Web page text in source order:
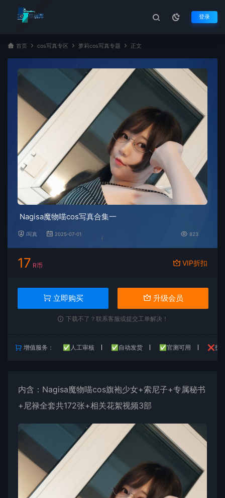
登录
首页 cos写真专区 萝莉cos写真专题 正文
Nagisa魔物喵cos写真合集一
i写真 2025-07-01 823
17 R币 VIP折扣
立即购买 升级会员
下载不了？联系客服或提交工单解决！
增值服务： ✅人工审核 ✅自动发货 ✅官测可用 ❌技
内含： Nagisa魔物喵cos旗袍少女+索尼子+专属秘书
+尼禄全套共172张+相关花絮视频3部